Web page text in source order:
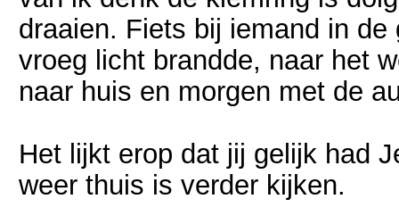
draaien. Fiets bij iemand in
vroeg licht brandde, naar het
naar huis en morgen met de
Het lijkt erop dat jij gelijk had
weer thuis is verder kijken.